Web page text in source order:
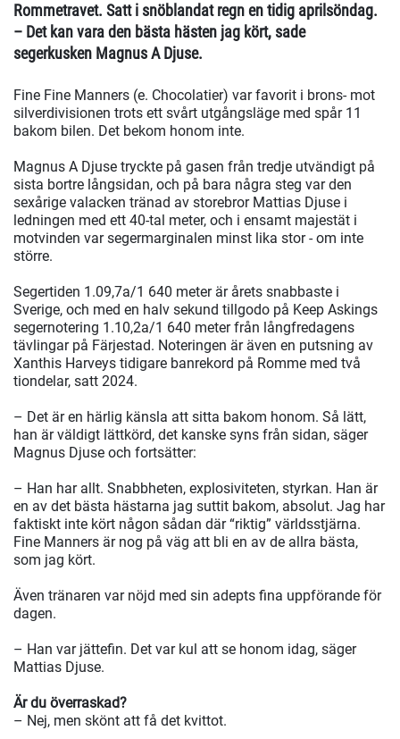
Rommetravet. Satt i snöblandat regn en tidig aprilsöndag.
– Det kan vara den bästa hästen jag kört, sade
segerkusken Magnus A Djuse.
Fine Fine Manners (e. Chocolatier) var favorit i brons- mot
silverdivisionen trots ett svårt utgångsläge med spår 11
bakom bilen. Det bekom honom inte.
Magnus A Djuse tryckte på gasen från tredje utvändigt på
sista bortre långsidan, och på bara några steg var den
sexårige valacken tränad av storebror Mattias Djuse i
ledningen med ett 40-tal meter, och i ensamt majestät i
motvinden var segermarginalen minst lika stor - om inte
större.
Segertiden 1.09,7a/1 640 meter är årets snabbaste i
Sverige, och med en halv sekund tillgodo på Keep Askings
segernotering 1.10,2a/1 640 meter från långfredagens
tävlingar på Färjestad. Noteringen är även en putsning av
Xanthis Harveys tidigare banrekord på Romme med två
tiondelar, satt 2024.
– Det är en härlig känsla att sitta bakom honom. Så lätt,
han är väldigt lättkörd, det kanske syns från sidan, säger
Magnus Djuse och fortsätter:
– Han har allt. Snabbheten, explosiviteten, styrkan. Han är
en av det bästa hästarna jag suttit bakom, absolut. Jag har
faktiskt inte kört någon sådan där “riktig” världsstjärna.
Fine Manners är nog på väg att bli en av de allra bästa,
som jag kört.
Även tränaren var nöjd med sin adepts fina uppförande för
dagen.
– Han var jättefin. Det var kul att se honom idag, säger
Mattias Djuse.
Är du överraskad?
– Nej, men skönt att få det kvittot.